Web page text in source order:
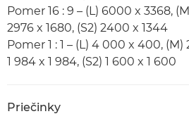
Pomer 16 : 9 – (L) 6000 x 3368,
2976 x 1680, (S2) 2400 x 1344
Pomer 1 : 1 – (L) 4 000 x 400, (M)
1 984 x 1 984, (S2) 1 600 x 1 600
Priečinky